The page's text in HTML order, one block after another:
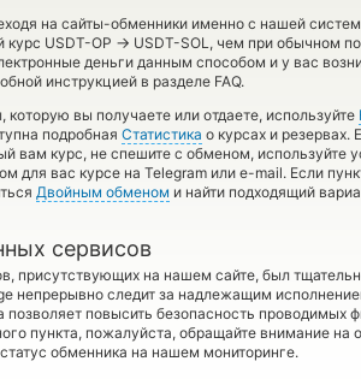
на сайты-обменники именно с нашей
USDT-OP → USDT-SOL, чем при обычном
деньги данным способом и у вас
инструкцией в разделе FAQ.
вы получаете или отдаете, используйте
подробная Статистика о курсах и
вам курс, не спешите с обменом, используйте
для вас курсе на Telegram или e-mail. Если
Двойным обменом и найти подходящий
сервисов
присутствующих на нашем сайте, был
непрерывно следит за надлежащим
позволяет повысить безопасность проводимых
пункта, пожалуйста, обращайте внимание на
обменника на нашем мониторинге.